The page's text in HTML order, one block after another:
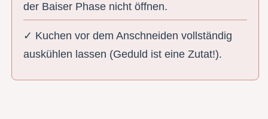
der Baiser Phase nicht öffnen.
✓ Kuchen vor dem Anschneiden vollständig
auskühlen lassen (Geduld ist eine Zutat!).